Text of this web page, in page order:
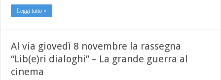
Leggi tutto »
Al via giovedì 8 novembre la rassegna
“Lib(e)ri dialoghi” – La grande guerra al
cinema